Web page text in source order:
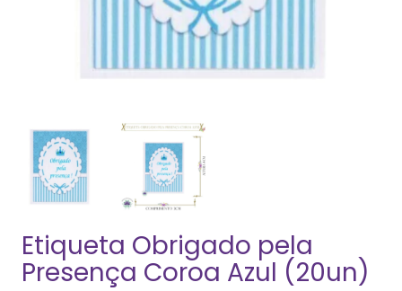
Etiqueta Obrigado pela
Presença Coroa Azul (20un)